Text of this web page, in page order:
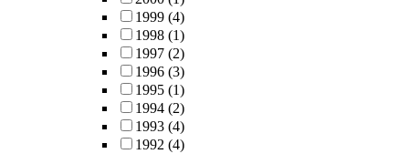
1999 (4)
1998 (1)
1997 (2)
1996 (3)
1995 (1)
1994 (2)
1993 (4)
1992 (4)